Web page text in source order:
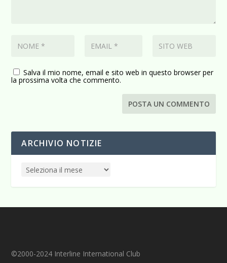
Salva il mio nome, email e sito web in questo browser per
la prossima volta che commento.
ARCHIVIO NOTIZIE
©2000-2024 Interline International Club